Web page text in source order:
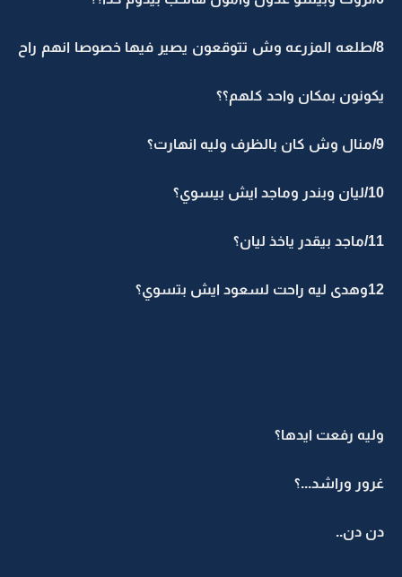
8/طلعه المزرعه وش تتوقعون يصير فيها خصوصا انهم راح
يكونون بمكان واحد كلهم؟؟
9/منال وش كان بالظرف وليه انهارت؟
10/ليان وبندر وماجد ايش بيسوي؟
11/ماجد بيقدر ياخذ ليان؟
12وهدى ليه راحت لسعود ايش بتسوي؟
وليه رفعت ايدها؟
غرور وراشد...؟
دن دن..